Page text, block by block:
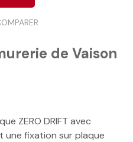
de Vaison
ZERO DRIFT avec
fixation sur plaque